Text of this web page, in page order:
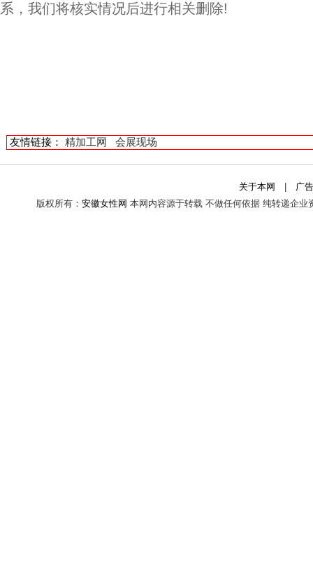
系，我们将核实情况后进行相关删除!
友情链接： 精加工网 会展现场
关于本网
广
版权所有： 安徽女性网 本网内容源于转载 不做任何依据 纯转递企